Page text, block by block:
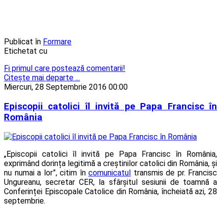
Publicat în Formare
Etichetat cu
Fi primul care postează comentarii!
Citeşte mai departe ...
Miercuri, 28 Septembrie 2016 00:00
Episcopii catolici îl invită pe Papa Francisc în
România
„Episcopii catolici îl invită pe Papa Francisc în România,
exprimând dorința legitimă a creștinilor catolici din România, și
nu numai a lor”, citim în comunicatul transmis de pr. Francisc
Ungureanu, secretar CER, la sfârșitul sesiunii de toamnă a
Conferinței Episcopale Catolice din România, încheiată azi, 28
septembrie.